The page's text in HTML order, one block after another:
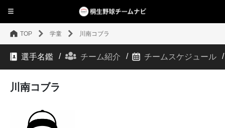
TOP 学童 川南コブラ
選手名鑑 チーム紹介 チームスケジュール
川南コブラ